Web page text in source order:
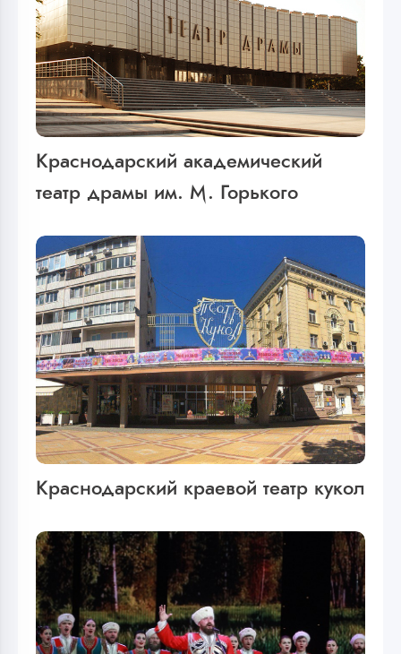
Краснодарский академический
театр драмы им. М. Горького
Краснодарский краевой театр кукол